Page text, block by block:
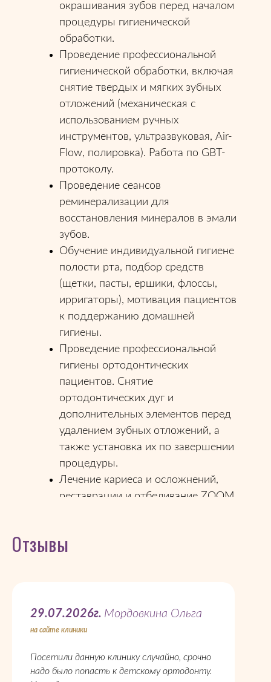
окрашивания зубов перед началом
процедуры гигиенической
обработки.
Проведение профессиональной
гигиенической обработки, включая
снятие твердых и мягких зубных
отложений (механическая с
использованием ручных
инструментов, ультразвуковая, Air-
Flow, полировка). Работа по GBT-
протоколу.
Проведение сеансов
реминерализации для
восстановления минералов в эмали
зубов.
Обучение индивидуальной гигиене
полости рта, подбор средств
(щетки, пасты, ершики, флоссы,
ирригаторы), мотивация пациентов
к поддержанию домашней
гигиены.
Проведение профессиональной
гигиены ортодонтических
пациентов. Снятие
ортодонтических дуг и
дополнительных элементов перед
удалением зубных отложений, а
также установка их по завершении
процедуры.
Лечение кариеса и осложнений,
реставрации и отбеливание ZOOM.
Отзывы
29.07.2026г. Мордовкина Ольга
на сайте клиники
Посетили данную клинику случайно, срочно
надо было попасть к детскому ортодонту.